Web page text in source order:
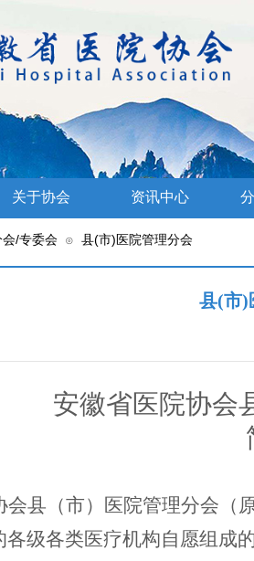
关于协会 资讯中心
会/专委会 ⊙ 县(市)医院管理分会
县(市)
安徽省医院协会
会县（市）医院管理分会（
各级各类医疗机构自愿组成